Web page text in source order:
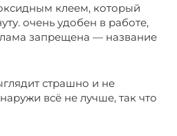
клеем, который
очень удобен в работе,
запрещена — название
страшно и не
всё не лучше, так что